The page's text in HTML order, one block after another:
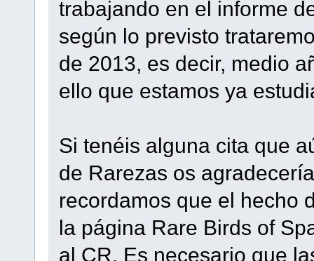
trabajando en el informe
según lo previsto
de 2013, es decir, medio
ello que estamos ya
Si tenéis alguna cita que
de Rarezas os
recordamos que el hecho
la página Rare Birds of
al CR. Es necesario que